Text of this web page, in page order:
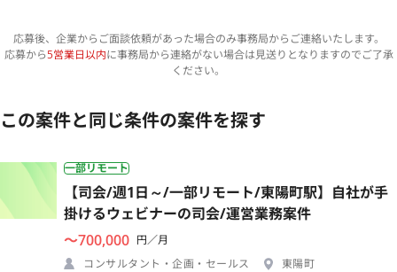
応募後、企業からご面談依頼があった場合のみ事務局からご連絡いたします。
応募から5営業日以内に事務局から連絡がない場合は見送りとなりますのでご了承
ください。
この案件と同じ条件の案件を探す
一部リモート
【司会/週1日～/一部リモート/東陽町駅】自社が手
掛けるウェビナーの司会/運営業務案件
〜700,000 円／月
コンサルタント・企画・セールス
東陽町